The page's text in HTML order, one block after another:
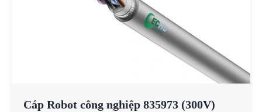
Cáp Robot công nghiệp 835973 (300V)